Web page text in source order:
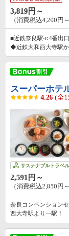
3,819円～
（消費税込4,200円～
■近鉄奈良駅≪4番出
◆近鉄大和西大寺駅
スーパーホテ
4.26 (全
サステナブルトラベル
2,591円～
（消費税込2,850円～
奈良コンベンション
西大寺駅より一駅！